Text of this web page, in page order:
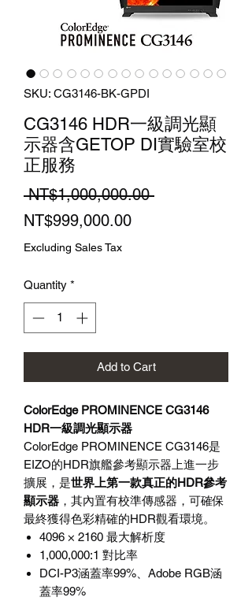
SKU: CG3146-BK-GPDI
CG3146 HDR一級調光顯
示器含GETOP DI實驗室校
正服務
NT$1,000,000.00 Regular
NT$999,000.00Sale
Excluding Sales Tax
Quantity *
Add to Cart
ColorEdge PROMINENCE CG3146
HDR一級調光顯示器
ColorEdge PROMINENCE CG3146是
EIZO的HDR旗艦參考顯示器上進一步
擴展，是世界上第一款真正的HDR參考
顯示器 ，其內置有校準傳感器，可確保
最終獲得色彩精確的HDR觀看環境。
4096 × 2160 最大解析度
1,000,000:1 對比率
DCI-P3涵蓋率99%、Adobe RGB涵
蓋率99%